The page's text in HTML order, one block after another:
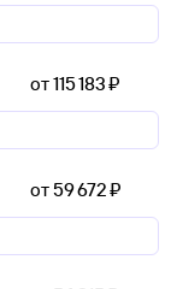
от 115 ⁠183 ⁠₽
от 59 ⁠672 ⁠₽